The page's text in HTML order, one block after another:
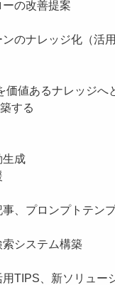
の改善提案
のナレッジ化（活用
価値あるナレッジへ
する
成
、プロンプトテン
システム構築
TIPS、新ソリュー